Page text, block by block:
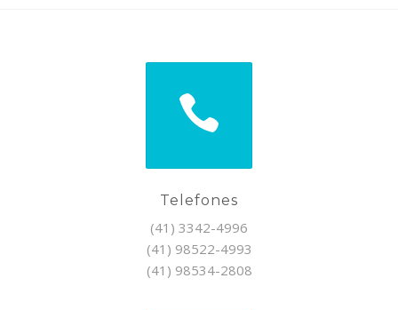
Telefones
(41) 3342-4996
(41) 98522-4993
(41) 98534-2808